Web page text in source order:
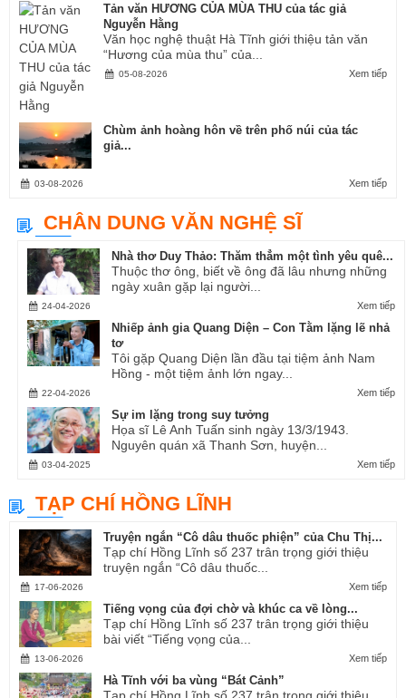
Tản văn HƯƠNG CỦA MÙA THU của tác giả
Nguyễn Hằng
Văn học nghệ thuật Hà Tĩnh giới thiệu tản văn
“Hương của mùa thu” của...
Xem tiếp
05-08-2026
Chùm ảnh hoàng hôn về trên phố núi của tác
giả...
Xem tiếp
03-08-2026
CHÂN DUNG VĂN NGHỆ SĨ
Nhà thơ Duy Thảo: Thăm thẳm một tình yêu quê...
Thuộc thơ ông, biết về ông đã lâu nhưng những
ngày xuân gặp lại người...
Xem tiếp
24-04-2026
Nhiếp ảnh gia Quang Diện – Con Tằm lặng lẽ nhả
tơ
Tôi gặp Quang Diện lần đầu tại tiệm ảnh Nam
Hồng - một tiệm ảnh lớn ngay...
Xem tiếp
22-04-2026
Sự im lặng trong suy tưởng
Họa sĩ Lê Anh Tuấn sinh ngày 13/3/1943.
Nguyên quán xã Thanh Sơn, huyện...
Xem tiếp
03-04-2025
TẠP CHÍ HỒNG LĨNH
Truyện ngắn “Cô dâu thuốc phiện” của Chu Thị...
Tạp chí Hồng Lĩnh số 237 trân trọng giới thiệu
truyện ngắn “Cô dâu thuốc...
Xem tiếp
17-06-2026
Tiếng vọng của đợi chờ và khúc ca về lòng...
Tạp chí Hồng Lĩnh số 237 trân trọng giới thiệu
bài viết “Tiếng vọng của...
Xem tiếp
13-06-2026
Hà Tĩnh với ba vùng “Bát Cảnh”